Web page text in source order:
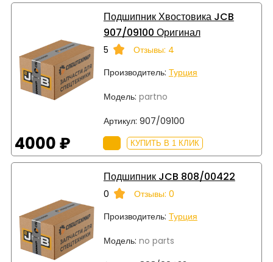
Подшипник Хвостовика JCB
907/09100 Оригинал
5
Отзывы: 4
Производитель: Турция
Модель: partno
Артикул: 907/09100
4000 ₽ КУПИТЬ В 1 КЛИК
Подшипник JCB 808/00422
0
Отзывы: 0
Производитель: Турция
Модель: no parts